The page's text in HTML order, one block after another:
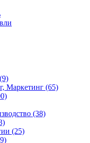
(9)
Маркетинг (65)
(38)
(25)